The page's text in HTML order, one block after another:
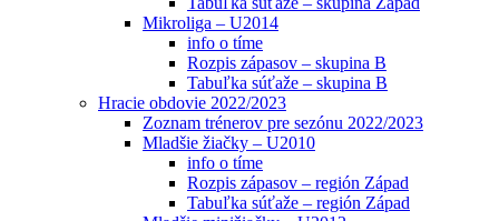
Mikroliga – U2014
info o tíme
Rozpis zápasov – skupina B
Tabuľka súťaže – skupina B
Hracie obdovie 2022/2023
Zoznam trénerov pre sezónu 2022/2023
Mladšie žiačky – U2010
info o tíme
Rozpis zápasov – región Západ
Tabuľka súťaže – región Západ